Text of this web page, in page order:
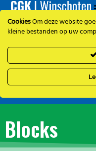
Blocks
CookiesOm deze website
kleine bestanden op uw